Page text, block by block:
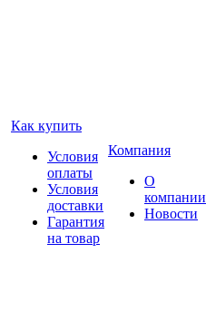
Как купить
Условия
оплаты
Условия
доставки
Гарантия
на товар
Компания
О
компании
Новости